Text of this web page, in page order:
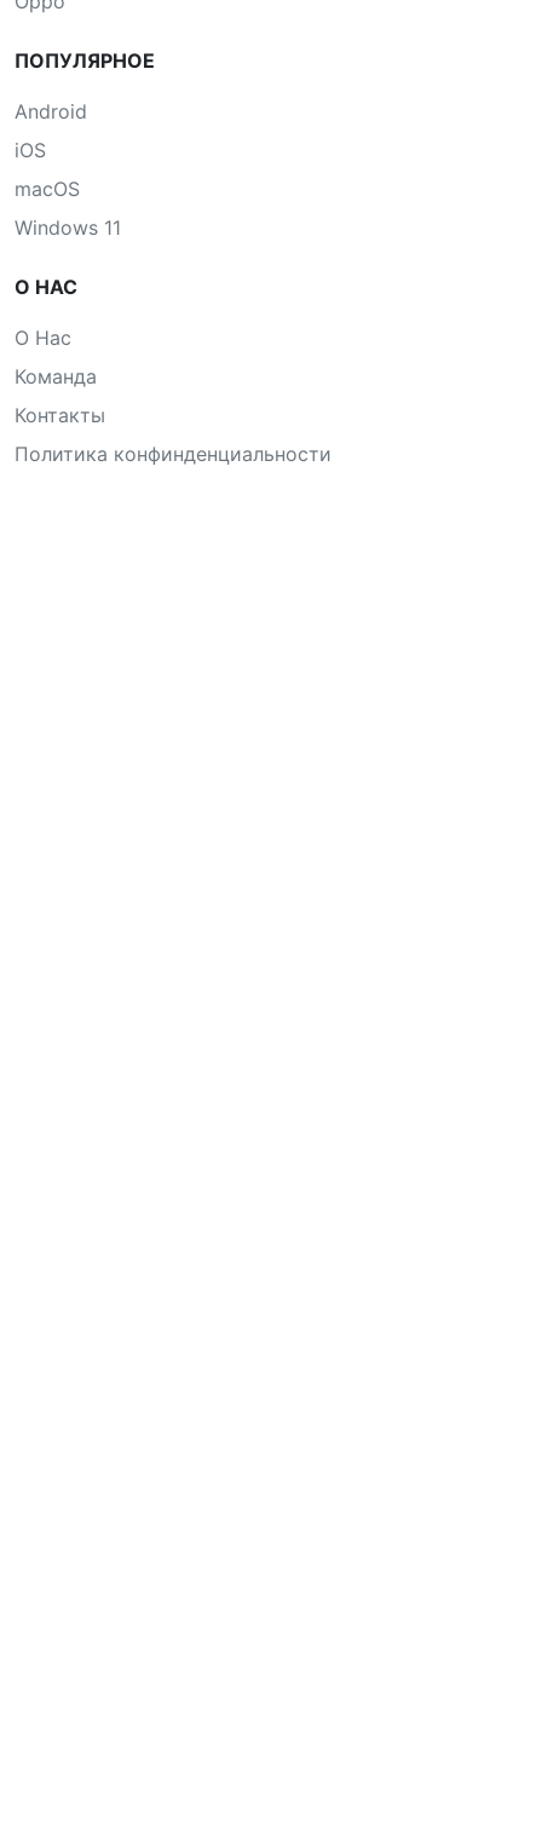
ПОПУЛЯРНОЕ
Android
iOS
macOS
Windows 11
О НАС
О Нас
Команда
Контакты
Политика конфинденциальности